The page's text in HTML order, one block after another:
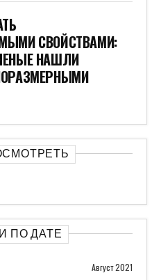
СВОЙСТВАМИ:
НАШЛИ
ПО ДАТЕ
Август 2021